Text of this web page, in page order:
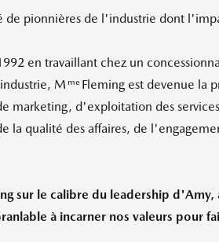
de pionnières de l'industrie dont
en travaillant chez un
M meFleming est devenue la
marketing, d'exploitation des
la qualité des affaires, de
sur le calibre du leadership d'Amy,
à incarner nos valeurs pour